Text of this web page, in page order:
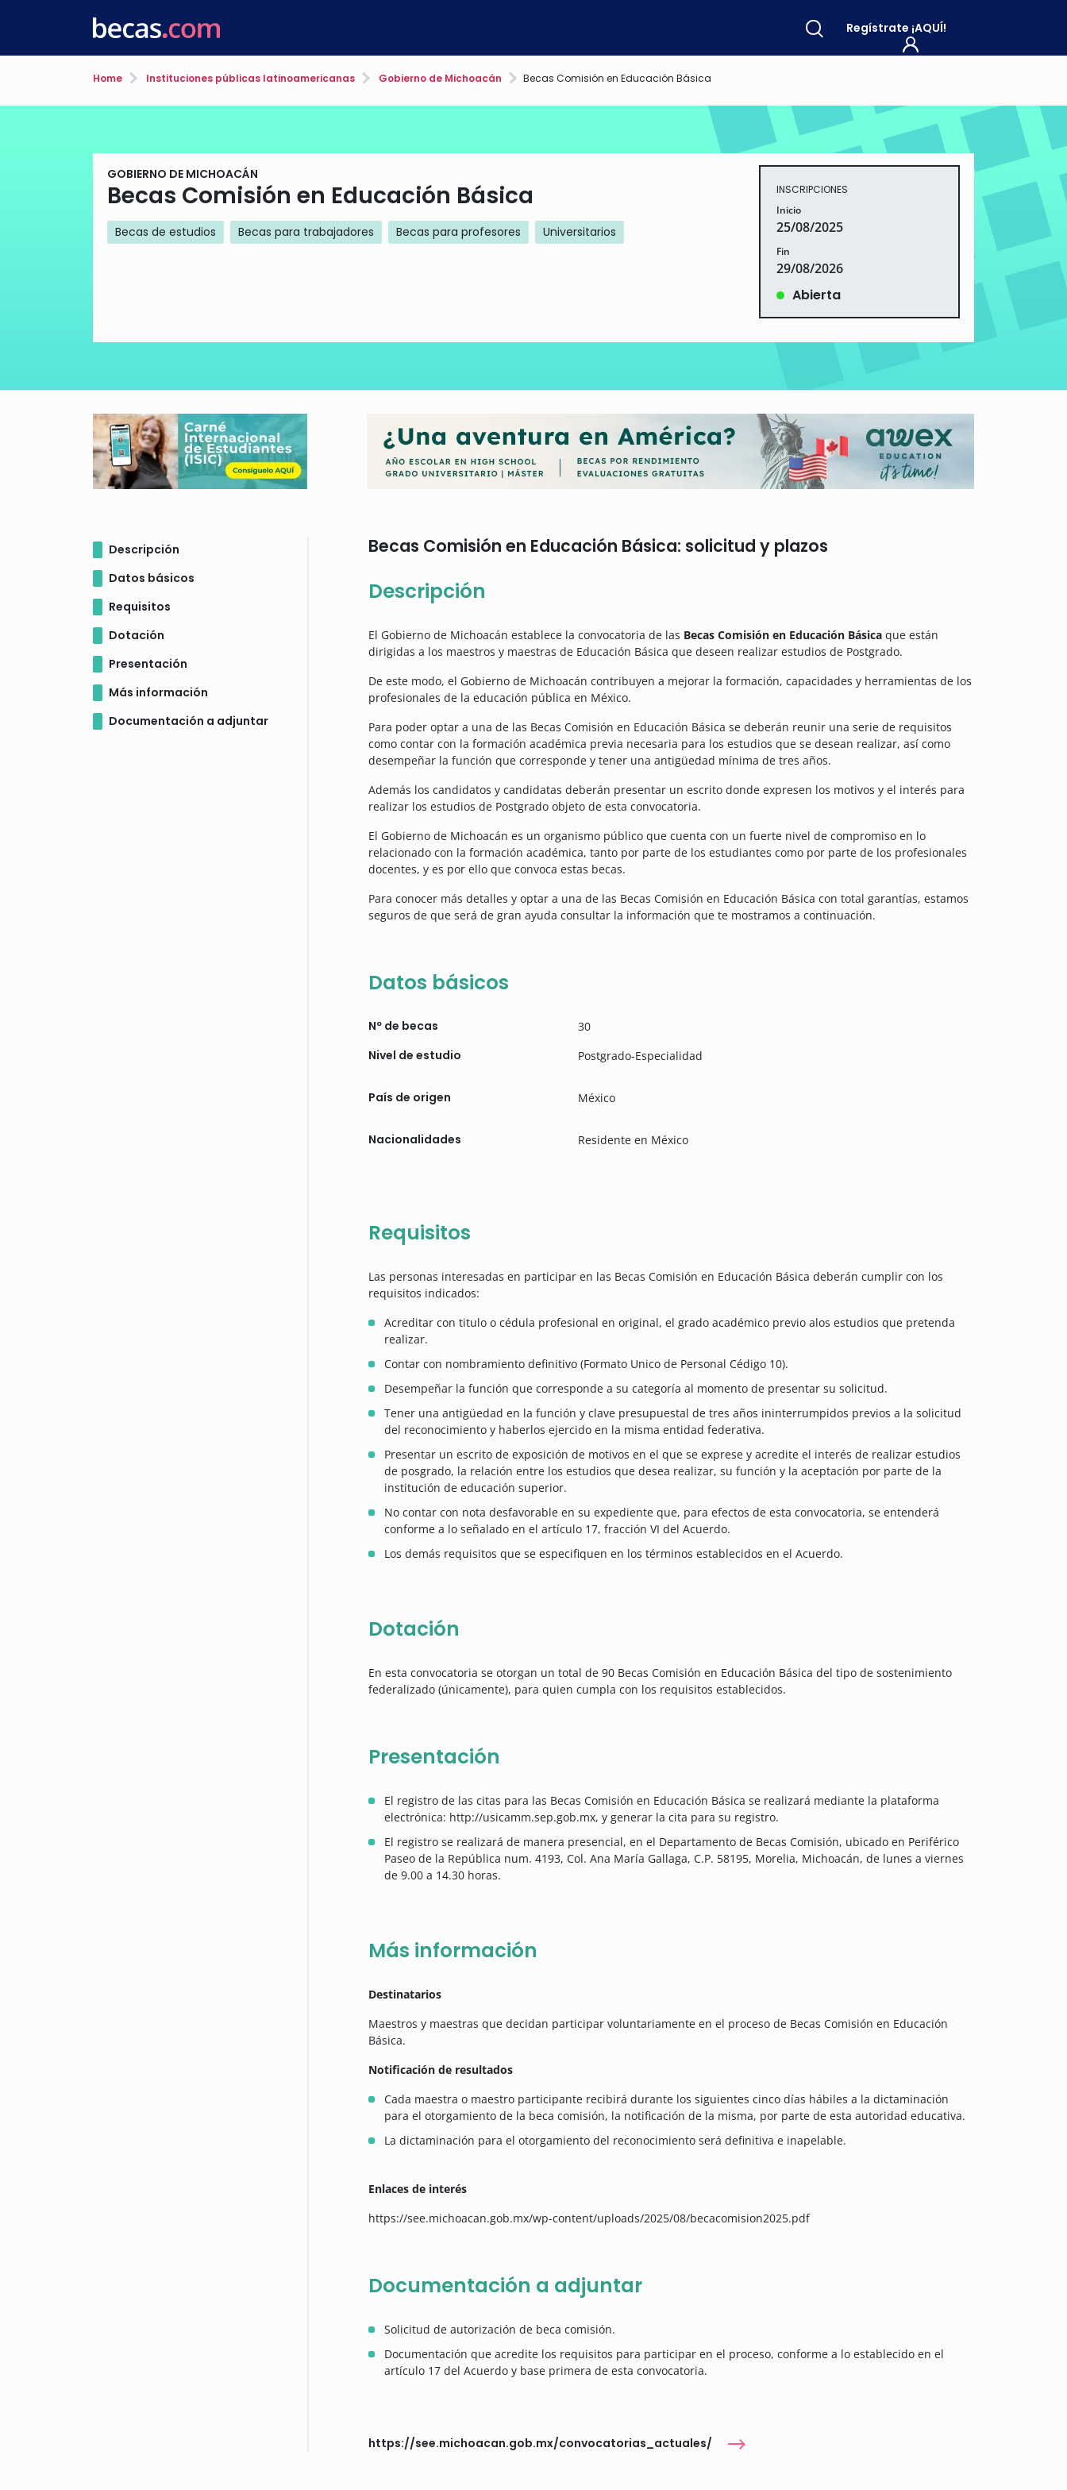
Regístrate ¡AQUÍ!
Home Instituciones públicas latinoamericanas Gobierno de Michoacán Becas Comisión en Educación Básica
GOBIERNO DE MICHOACÁN
Becas Comisión en Educación Básica
Becas de estudios Becas para trabajadores Becas para profesores Universitarios
INSCRIPCIONES
Inicio
25/08/2025
Fin
29/08/2026
Abierta
Descripción
Datos básicos
Requisitos
Dotación
Presentación
Más información
Documentación a adjuntar
Becas Comisión en Educación Básica: solicitud y plazos
Descripción
El Gobierno de Michoacán establece la convocatoria de las Becas Comisión en Educación Básica que están
dirigidas a los maestros y maestras de Educación Básica que deseen realizar estudios de Postgrado.
De este modo, el Gobierno de Michoacán contribuyen a mejorar la formación, capacidades y herramientas de los
profesionales de la educación pública en México.
Para poder optar a una de las Becas Comisión en Educación Básica se deberán reunir una serie de requisitos
como contar con la formación académica previa necesaria para los estudios que se desean realizar, así como
desempeñar la función que corresponde y tener una antigüedad mínima de tres años.
Además los candidatos y candidatas deberán presentar un escrito donde expresen los motivos y el interés para
realizar los estudios de Postgrado objeto de esta convocatoria.
El Gobierno de Michoacán es un organismo público que cuenta con un fuerte nivel de compromiso en lo
relacionado con la formación académica, tanto por parte de los estudiantes como por parte de los profesionales
docentes, y es por ello que convoca estas becas.
Para conocer más detalles y optar a una de las Becas Comisión en Educación Básica con total garantías, estamos
seguros de que será de gran ayuda consultar la información que te mostramos a continuación.
Datos básicos
Nº de becas 30
Nivel de estudio Postgrado-Especialidad
País de origen México
Nacionalidades Residente en México
Requisitos
Las personas interesadas en participar en las Becas Comisión en Educación Básica deberán cumplir con los
requisitos indicados:
Acreditar con titulo o cédula profesional en original, el grado académico previo alos estudios que pretenda
realizar.
Contar con nombramiento definitivo (Formato Unico de Personal Cédigo 10).
Desempeñar la función que corresponde a su categoría al momento de presentar su solicitud.
Tener una antigüedad en la función y clave presupuestal de tres años ininterrumpidos previos a la solicitud
del reconocimiento y haberlos ejercido en la misma entidad federativa.
Presentar un escrito de exposición de motivos en el que se exprese y acredite el interés de realizar estudios
de posgrado, la relación entre los estudios que desea realizar, su función y la aceptación por parte de la
institución de educación superior.
No contar con nota desfavorable en su expediente que, para efectos de esta convocatoria, se entenderá
conforme a lo señalado en el artículo 17, fracción VI del Acuerdo.
Los demás requisitos que se especifiquen en los términos establecidos en el Acuerdo.
Dotación
En esta convocatoria se otorgan un total de 90 Becas Comisión en Educación Básica del tipo de sostenimiento
federalizado (únicamente), para quien cumpla con los requisitos establecidos.
Presentación
El registro de las citas para las Becas Comisión en Educación Básica se realizará mediante la plataforma
electrónica: http://usicamm.sep.gob.mx, y generar la cita para su registro.
El registro se realizará de manera presencial, en el Departamento de Becas Comisión, ubicado en Periférico
Paseo de la República num. 4193, Col. Ana María Gallaga, C.P. 58195, Morelia, Michoacán, de lunes a viernes
de 9.00 a 14.30 horas.
Más información
Destinatarios
Maestros y maestras que decidan participar voluntariamente en el proceso de Becas Comisión en Educación
Básica.
Notificación de resultados
Cada maestra o maestro participante recibirá durante los siguientes cinco días hábiles a la dictaminación
para el otorgamiento de la beca comisión, la notificación de la misma, por parte de esta autoridad educativa.
La dictaminación para el otorgamiento del reconocimiento será definitiva e inapelable.
Enlaces de interés
https://see.michoacan.gob.mx/wp-content/uploads/2025/08/becacomision2025.pdf
Documentación a adjuntar
Solicitud de autorización de beca comisión.
Documentación que acredite los requisitos para participar en el proceso, conforme a lo establecido en el
artículo 17 del Acuerdo y base primera de esta convocatoria.
https://see.michoacan.gob.mx/convocatorias_actuales/